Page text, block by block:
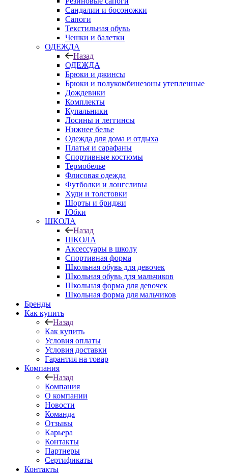
Сандалии и босоножки
Сапоги
Текстильная обувь
Чешки и балетки
ОДЕЖДА
Назад
ОДЕЖДА
Брюки и джинсы
Брюки и полукомбинезоны утепленные
Дождевики
Комплекты
Купальники
Лосины и леггинсы
Нижнее белье
Одежда для дома и отдыха
Платья и сарафаны
Спортивные костюмы
Термобелье
Флисовая одежда
Футболки и лонгсливы
Худи и толстовки
Шорты и бриджи
Юбки
ШКОЛА
Назад
ШКОЛА
Аксессуары в школу
Спортивная форма
Школьная обувь для девочек
Школьная обувь для мальчиков
Школьная форма для девочек
Школьная форма для мальчиков
Бренды
Как купить
Назад
Как купить
Условия оплаты
Условия доставки
Гарантия на товар
Компания
Назад
Компания
О компании
Новости
Команда
Отзывы
Карьера
Контакты
Партнеры
Сертификаты
Контакты